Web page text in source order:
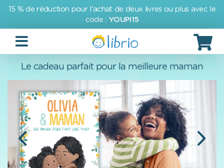
15 % de réduction pour l'achat de deux livres ou plus avec le
code : YOUPI15
Le cadeau parfait pour la meilleure maman